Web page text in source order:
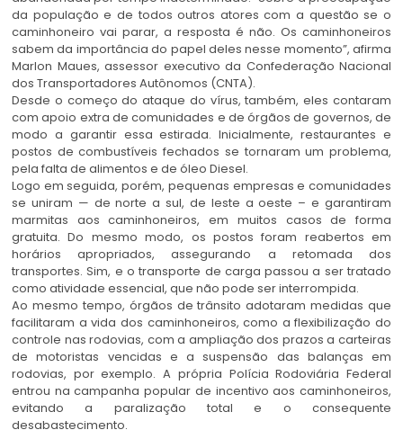
da população e de todos outros atores com a questão se o
caminhoneiro vai parar, a resposta é não. Os caminhoneiros
sabem da importância do papel deles nesse momento”, afirma
Marlon Maues, assessor executivo da Confederação Nacional
dos Transportadores Autônomos (CNTA).
Desde o começo do ataque do vírus, também, eles contaram
com apoio extra de comunidades e de órgãos de governos, de
modo a garantir essa estirada. Inicialmente, restaurantes e
postos de combustíveis fechados se tornaram um problema,
pela falta de alimentos e de óleo Diesel.
Logo em seguida, porém, pequenas empresas e comunidades
se uniram — de norte a sul, de leste a oeste – e garantiram
marmitas aos caminhoneiros, em muitos casos de forma
gratuita. Do mesmo modo, os postos foram reabertos em
horários apropriados, assegurando a retomada dos
transportes. Sim, e o transporte de carga passou a ser tratado
como atividade essencial, que não pode ser interrompida.
Ao mesmo tempo, órgãos de trânsito adotaram medidas que
facilitaram a vida dos caminhoneiros, como a flexibilização do
controle nas rodovias, com a ampliação dos prazos a carteiras
de motoristas vencidas e a suspensão das balanças em
rodovias, por exemplo. A própria Polícia Rodoviária Federal
entrou na campanha popular de incentivo aos caminhoneiros,
evitando a paralização total e o consequente
desabastecimento.